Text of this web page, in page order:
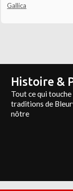
Gallica
Histoire &
Tout ce qui
traditions de
nôtre